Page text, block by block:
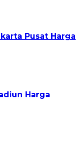
Pusat Harga
Harga